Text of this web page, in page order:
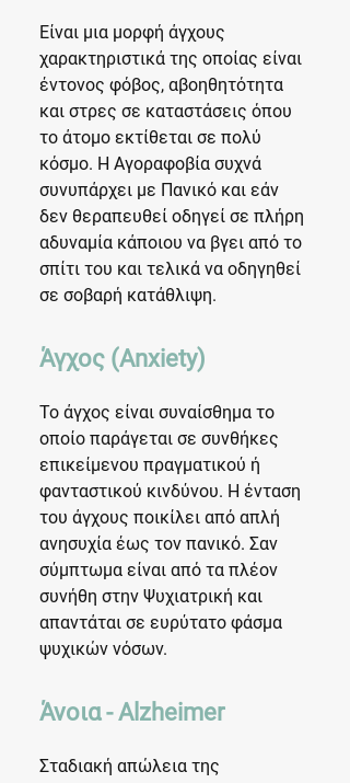
Είναι μια μορφή άγχους
χαρακτηριστικά της οποίας είναι
έντονος φόβος, αβοηθητότητα
και στρες σε καταστάσεις όπου
το άτομο εκτίθεται σε πολύ
κόσμο. Η Αγοραφοβία συχνά
συνυπάρχει με Πανικό και εάν
δεν θεραπευθεί οδηγεί σε πλήρη
αδυναμία κάποιου να βγει από το
σπίτι του και τελικά να οδηγηθεί
σε σοβαρή κατάθλιψη.
Άγχος (Anxiety)
Το άγχος είναι συναίσθημα το
οποίο παράγεται σε συνθήκες
επικείμενου πραγματικού ή
φανταστικού κινδύνου. Η ένταση
του άγχους ποικίλει από απλή
ανησυχία έως τον πανικό. Σαν
σύμπτωμα είναι από τα πλέον
συνήθη στην Ψυχιατρική και
απαντάται σε ευρύτατο φάσμα
ψυχικών νόσων.
Άνοια - Alzheimer
Σταδιακή απώλεια της